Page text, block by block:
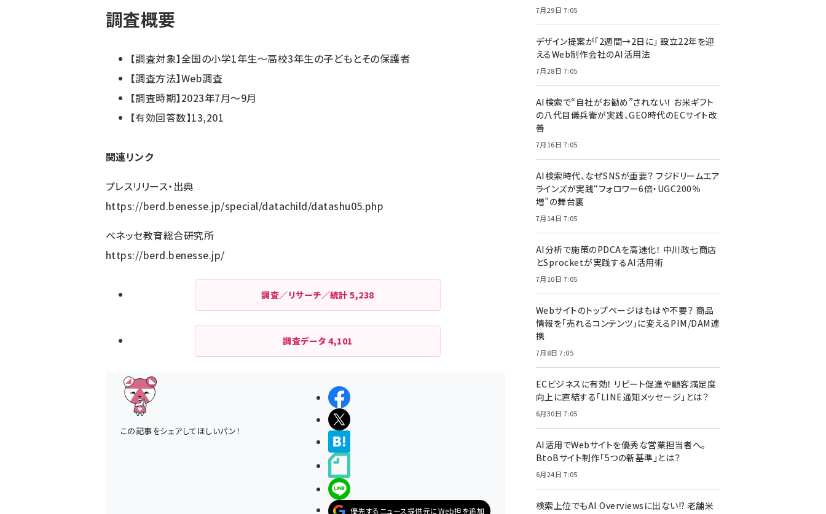
調査概要
【調査対象】全国の小学1年生～高校3年生の子どもとその保護者
【調査方法】Web調査
【調査時期】2023年7月～9月
【有効回答数】13,201
関連リンク
プレスリリース・出典
https://berd.benesse.jp/special/datachild/datashu05.php
ベネッセ教育総合研究所
https://berd.benesse.jp/
調査／リサーチ／統計5,238
調査データ4,101
この記事をシェアしてほしいパン！
シェアする
ポストする
LINEで送る
優先するニュース提供元にWeb担を追加
7月29日 7:05
デザイン提案が「2週間→2日に」 設立22年を迎
えるWeb制作会社のAI活用法
7月28日 7:05
AI検索で“自社がお勧め”されない！ お米ギフト
の八代目儀兵衛が実践、GEO時代のECサイト改
善
7月16日 7:05
AI検索時代、なぜSNSが重要？ フジドリームエア
ラインズが実践“フォロワー6倍・UGC200％
増”の舞台裏
7月14日 7:05
AI分析で施策のPDCAを高速化！ 中川政七商店
とSprocketが実践するAI活用術
7月10日 7:05
Webサイトのトップページはもはや不要？ 商品
情報を「売れるコンテンツ」に変えるPIM/DAM連
携
7月8日 7:05
ECビジネスに有効！ リピート促進や顧客満足度
向上に直結する「LINE通知メッセージ」とは？
6月30日 7:05
AI活用でWebサイトを優秀な営業担当者へ。
BtoBサイト制作「5つの新基準」とは？
6月24日 7:05
検索上位でもAI Overviewsに出ない!? 老舗米